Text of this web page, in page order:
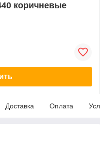
коричневые
Доставка Оплата